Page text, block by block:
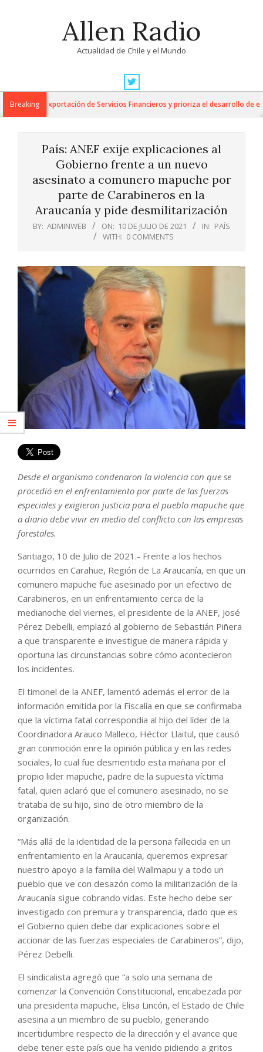
Allen Radio
Actualidad de Chile y el Mundo
Navigation
MenuBreaking
para la Exportación de Servicios Financieros y prioriza el desarrollo de esta
País: ANEF exije explicaciones al
Gobierno frente a un nuevo
asesinato a comunero mapuche por
parte de Carabineros en la
Araucanía y pide desmilitarización
BY: ADMINWEB ON: 10 DE JULIO DE 2021 IN: PAÍS
WITH: 0 COMMENTS
Desde el organismo condenaron la violencia con que se
procedió en el enfrentamiento por parte de las fuerzas
especiales y exigieron justicia para el pueblo mapuche que
a diario debe vivir en medio del conflicto con las empresas
forestales.
Santiago, 10 de Julio de 2021.- Frente a los hechos
ocurridos en Carahue, Región de La Araucanía, en que un
comunero mapuche fue asesinado por un efectivo de
Carabineros, en un enfrentamiento cerca de la
medianoche del viernes, el presidente de la ANEF, José
Pérez Debelli, emplazó al gobierno de Sebastián Piñera
a que transparente e investigue de manera rápida y
oportuna las circunstancias sobre cómo acontecieron
los incidentes.
El timonel de la ANEF, lamentó además el error de la
información emitida por la Fiscalía en que se confirmaba
que la víctima fatal correspondia al hijo del líder de la
Coordinadora Arauco Malleco, Héctor Llaitul, que causó
gran conmoción enre la opinión pública y en las redes
sociales, lo cual fue desmentido esta mañana por el
propio lider mapuche, padre de la supuesta víctima
fatal, quien aclaró que el comunero asesinado, no se
trataba de su hijo, sino de otro miembro de la
organización.
“Más allá de la identidad de la persona fallecida en un
enfrentamiento en la Araucanía, queremos expresar
nuestro apoyo a la familia del Wallmapu y a todo un
pueblo que ve con desazón como la militarización de la
Araucanía sigue cobrando vidas. Este hecho debe ser
investigado con premura y transparencia, dado que es
el Gobierno quien debe dar explicaciones sobre el
accionar de las fuerzas especiales de Carabineros”, dijo,
Pérez Debelli.
El sindicalista agregó que “a solo una semana de
comenzar la Convención Constitucional, encabezada por
una presidenta mapuche, Elisa Lincón, el Estado de Chile
asesina a un miembro de su pueblo, generando
incertidumbre respecto de la dirección y el avance que
debe tener este país que ha venido pidiendo a gritos